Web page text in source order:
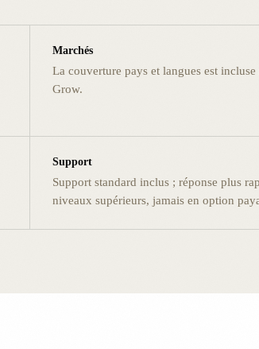
Marchés
La couverture pays et langues est incluse
Grow.
Support
Support standard inclus ; réponse plus
niveaux supérieurs, jamais en option